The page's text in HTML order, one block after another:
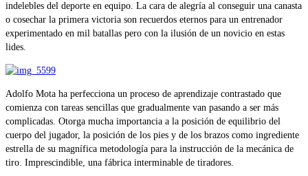
indelebles del deporte en equipo. La cara de alegría al conseguir una canasta
o cosechar la primera victoria son recuerdos eternos para un entrenador
experimentado en mil batallas pero con la ilusión de un novicio en estas
lides.
Adolfo Mota ha perfecciona un proceso de aprendizaje contrastado que
comienza con tareas sencillas que gradualmente van pasando a ser más
complicadas. Otorga mucha importancia a la posición de equilibrio del
cuerpo del jugador, la posición de los pies y de los brazos como ingrediente
estrella de su magnífica metodología para la instrucción de la mecánica de
tiro. Imprescindible, una fábrica interminable de tiradores.